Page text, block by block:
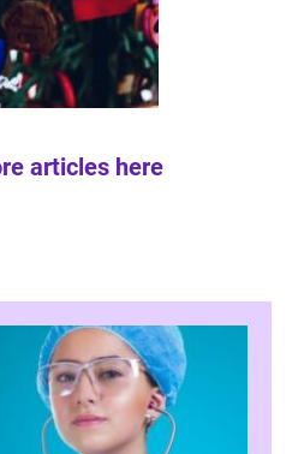
articles here